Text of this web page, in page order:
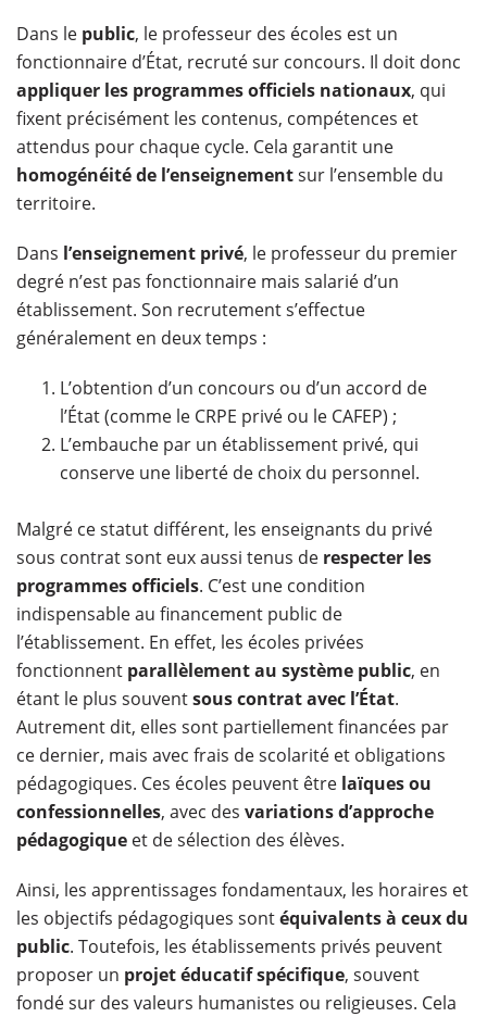
Dans le public, le professeur des écoles est un
fonctionnaire d’État, recruté sur concours. Il doit donc
appliquer les programmes officiels nationaux, qui
fixent précisément les contenus, compétences et
attendus pour chaque cycle. Cela garantit une
homogénéité de l’enseignementsur l’ensemble du
territoire.
Dans l’enseignement privé, le professeur du premier
degré n’est pas fonctionnaire mais salarié d’un
établissement. Son recrutement s’effectue
généralement en deux temps :
L’obtention d’un concours ou d’un accord de
l’État (comme le CRPE privé ou le CAFEP) ;
L’embauche par un établissement privé, qui
conserve une liberté de choix du personnel.
Malgré ce statut différent, les enseignants du privé
sous contrat sont eux aussi tenus de respecter les
programmes officiels. C’est une condition
indispensable au financement public de
l’établissement. En effet, les écoles privées
fonctionnent parallèlement au système public, en
étant le plus souventsous contrat avec l’État.
Autrement dit, elles sont partiellement financées par
ce dernier, mais avec frais de scolarité et obligations
pédagogiques. Ces écoles peuvent être laïques ou
confessionnelles, avec des variations d’approche
pédagogique et de sélection des élèves.
Ainsi, les apprentissages fondamentaux, les horaires et
les objectifs pédagogiques sontéquivalents à ceux du
public. Toutefois, les établissements privés peuvent
proposer un projet éducatif spécifique, souvent
fondé sur des valeurs humanistes ou religieuses. Cela